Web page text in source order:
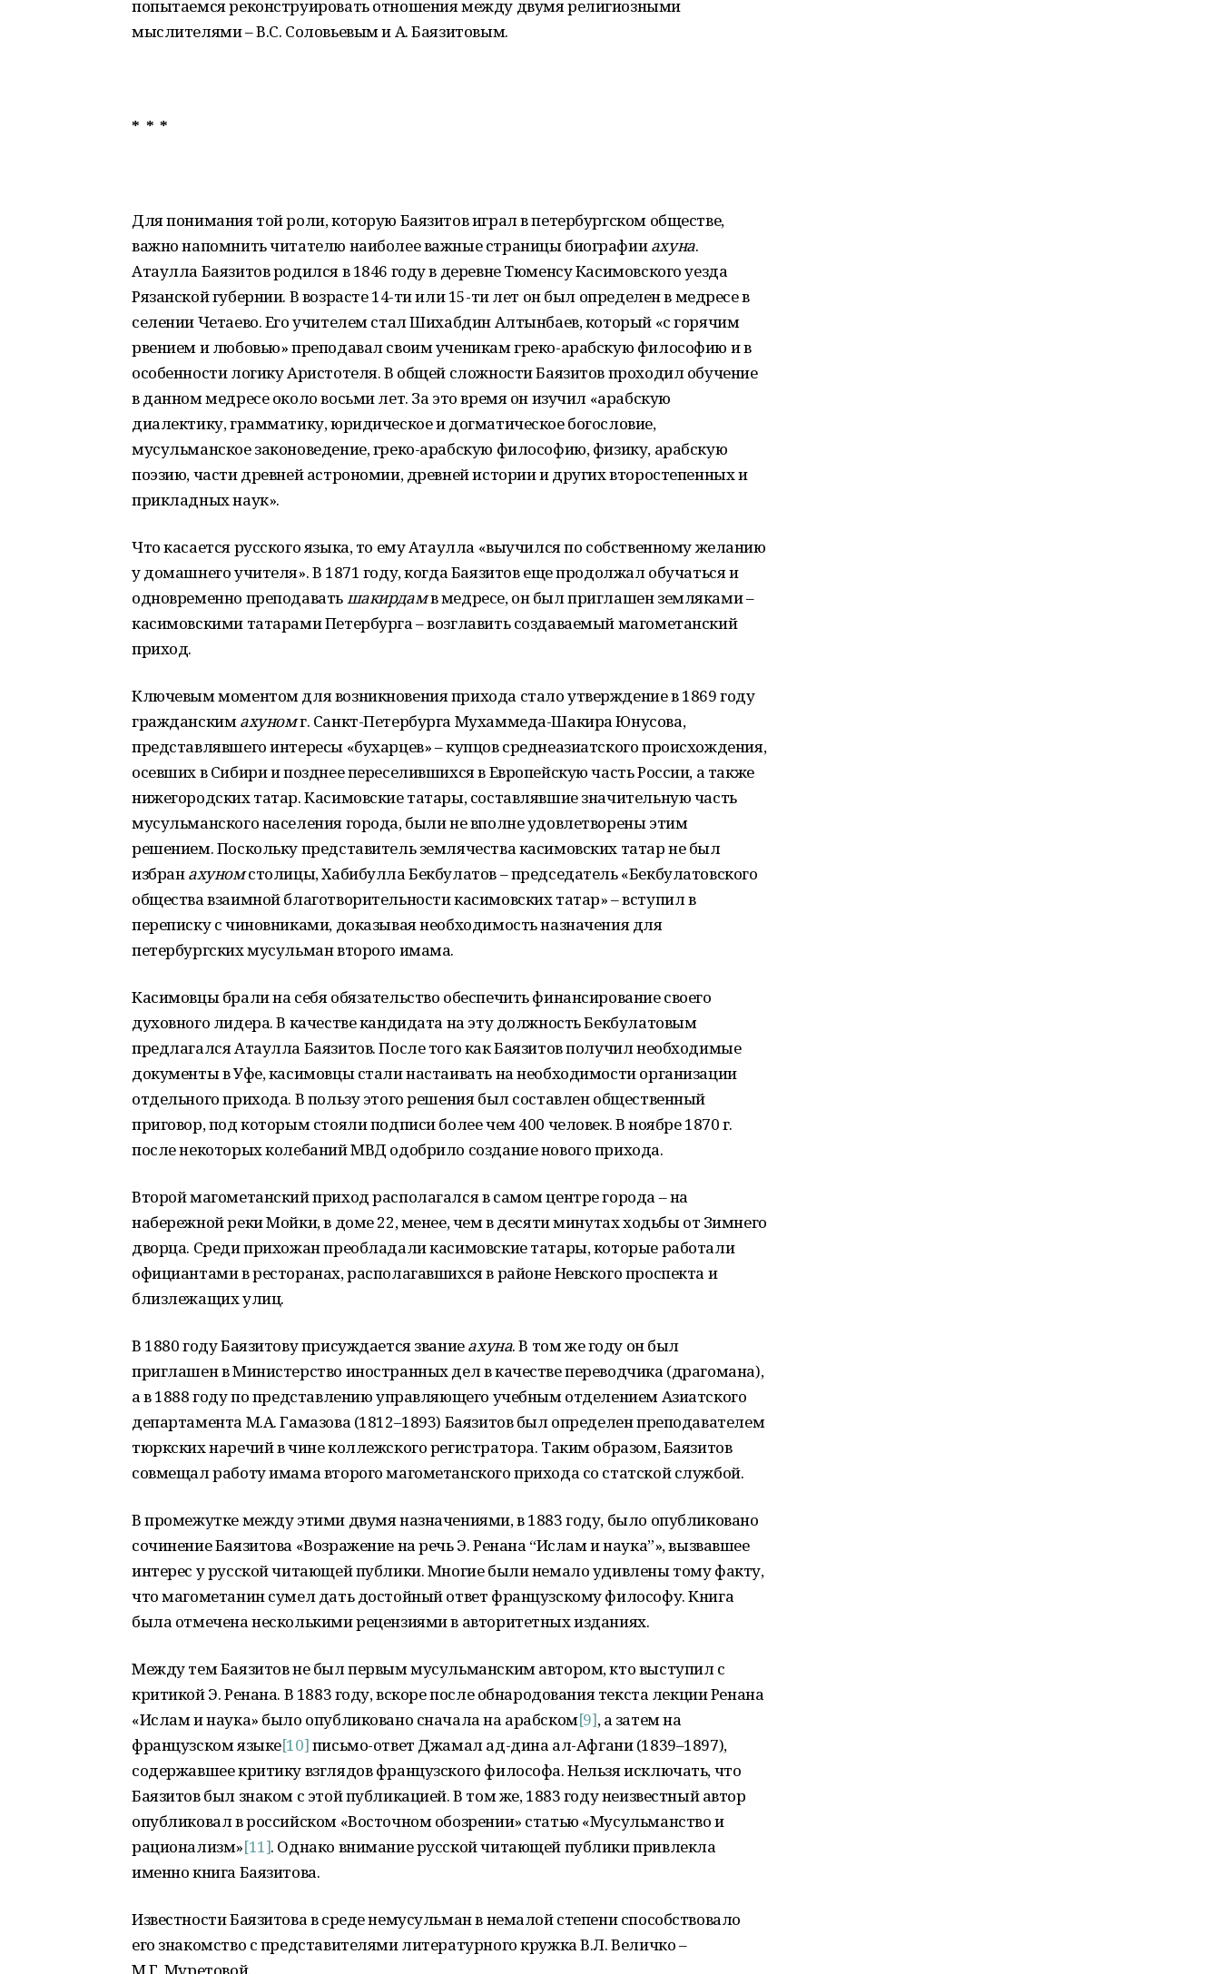
попытаемся реконструировать отношения между двумя религиозными
мыслителями – В.С. Соловьевым и А. Баязитовым.
* * *
Для понимания той роли, которую Баязитов играл в петербургском обществе,
важно напомнить читателю наиболее важные страницы биографииахуна.
Атаулла Баязитов родился в 1846 году в деревне Тюменсу Касимовского уезда
Рязанской губернии. В возрасте 14-ти или 15-ти лет он был определен в медресе в
селении Четаево. Его учителем стал Шихабдин Алтынбаев, который «с горячим
рвением и любовью» преподавал своим ученикам греко-арабскую философию и в
особенности логику Аристотеля. В общей сложности Баязитов проходил обучение
в данном медресе около восьми лет. За это время он изучил «арабскую
диалектику, грамматику, юридическое и догматическое богословие,
мусульманское законоведение, греко-арабскую философию, физику, арабскую
поэзию, части древней астрономии, древней истории и других второстепенных и
прикладных наук».
Что касается русского языка, то ему Атаулла «выучился по собственному желанию
у домашнего учителя». В 1871 году, когда Баязитов еще продолжал обучаться и
одновременно преподаватьшакирдамв медресе, он был приглашен земляками –
касимовскими татарами Петербурга – возглавить создаваемый магометанский
приход.
Ключевым моментом для возникновения прихода стало утверждение в 1869 году
гражданскимахуномг. Санкт-Петербурга Мухаммеда-Шакира Юнусова,
представлявшего интересы «бухарцев» – купцов среднеазиатского происхождения,
осевших в Сибири и позднее переселившихся в Европейскую часть России, а также
нижегородских татар. Касимовские татары, составлявшие значительную часть
мусульманского населения города, были не вполне удовлетворены этим
решением. Поскольку представитель землячества касимовских татар не был
избранахуномстолицы, Хабибулла Бекбулатов – председатель «Бекбулатовского
общества взаимной благотворительности касимовских татар» – вступил в
переписку с чиновниками, доказывая необходимость назначения для
петербургских мусульман второго имама.
Касимовцы брали на себя обязательство обеспечить финансирование своего
духовного лидера. В качестве кандидата на эту должность Бекбулатовым
предлагался Атаулла Баязитов. После того как Баязитов получил необходимые
документы в Уфе, касимовцы стали настаивать на необходимости организации
отдельного прихода. В пользу этого решения был составлен общественный
приговор, под которым стояли подписи более чем 400 человек. В ноябре 1870 г.
после некоторых колебаний МВД одобрило создание нового прихода.
Второй магометанский приход располагался в самом центре города – на
набережной реки Мойки, в доме 22, менее, чем в десяти минутах ходьбы от Зимнего
дворца. Среди прихожан преобладали касимовские татары, которые работали
официантами в ресторанах, располагавшихся в районе Невского проспекта и
близлежащих улиц.
В 1880 году Баязитову присуждается званиеахуна. В том же году он был
приглашен в Министерство иностранных дел в качестве переводчика (драгомана),
а в 1888 году по представлению управляющего учебным отделением Азиатского
департамента М.А. Гамазова (1812–1893) Баязитов был определен преподавателем
тюркских наречий в чине коллежского регистратора. Таким образом, Баязитов
совмещал работу имама второго магометанского прихода со статской службой.
В промежутке между этими двумя назначениями, в 1883 году, было опубликовано
сочинение Баязитова «Возражение на речь Э. Ренана “Ислам и наука”», вызвавшее
интерес у русской читающей публики. Многие были немало удивлены тому факту,
что магометанин сумел дать достойный ответ французскому философу. Книга
была отмечена несколькими рецензиями в авторитетных изданиях.
Между тем Баязитов не был первым мусульманским автором, кто выступил с
критикой Э. Ренана. В 1883 году, вскоре после обнародования текста лекции Ренана
«Ислам и наука» было опубликовано сначала на арабском[9], а затем на
французском языке[10]письмо-ответ Джамал ад-дина ал-Афгани (1839–1897),
содержавшее критику взглядов французского философа. Нельзя исключать, что
Баязитов был знаком с этой публикацией. В том же, 1883 году неизвестный автор
опубликовал в российском «Восточном обозрении» статью «Мусульманство и
рационализм»[11]. Однако внимание русской читающей публики привлекла
именно книга Баязитова.
Известности Баязитова в среде немусульман в немалой степени способствовало
его знакомство с представителями литературного кружка В.Л. Величко –